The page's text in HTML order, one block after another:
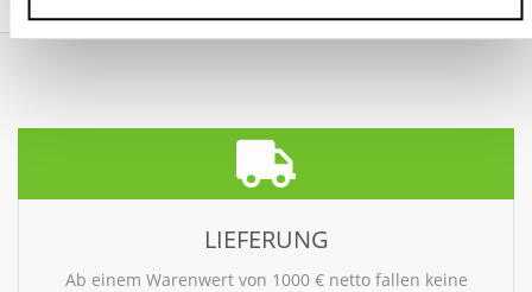
LIEFERUNG
Ab einem Warenwert von 1000 € netto fallen keine